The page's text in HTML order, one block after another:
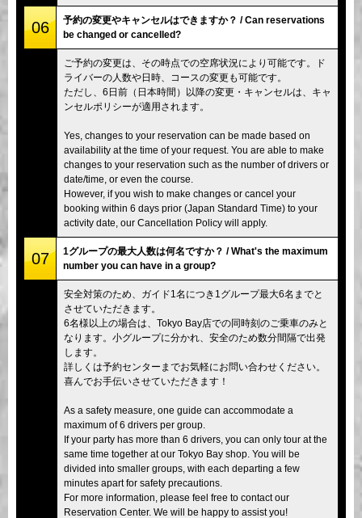
06
予約の変更やキャンセルはできますか？ / Can reservations
be changed or cancelled?
ご予約の変更は、その時点での空席状況により可能です。ド
ライバーの人数や日時、コースの変更も可能です。
ただし、6日前（日本時間）以降の変更・キャンセルは、キャ
ンセルポリシーが適用されます。
Yes, changes to your reservation can be made based on
availability at the time of your request. You are able to make
changes to your reservation such as the number of drivers or
date/time, or even the course.
However, if you wish to make changes or cancel your
booking within 6 days prior (Japan Standard Time) to your
activity date, our Cancellation Policy will apply.
07
1グループの最大人数は何名ですか？ / What's the maximum
number you can have in a group?
安全対策のため、ガイド1名につき1グループ最大6名までと
させていただきます。
6名様以上の場合は、Tokyo Bay店での同時刻のご乗車のみと
なります。小グループに分かれ、安全のため数分間隔で出発
します。
詳しくは予約センターまでお気軽にお問い合わせください。
喜んでお手伝いさせていただきます！
As a safety measure, one guide can accommodate a
maximum of 6 drivers per group.
If your party has more than 6 drivers, you can only tour at the
same time together at our Tokyo Bay shop. You will be
divided into smaller groups, with each departing a few
minutes apart for safety precautions.
For more information, please feel free to contact our
Reservation Center. We will be happy to assist you!